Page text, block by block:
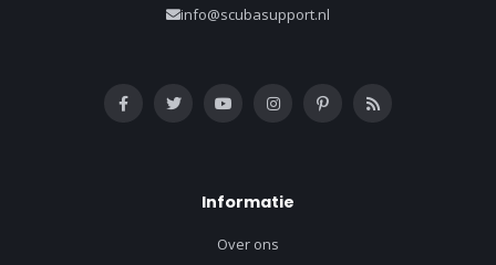
info@scubasupport.nl
Informatie
Over ons